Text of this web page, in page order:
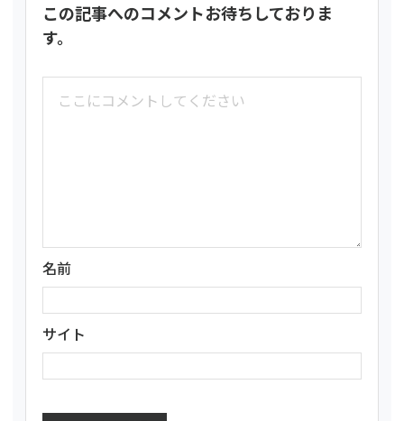
この記事へのコメントお待ちしておりま
す。
名前
サイト